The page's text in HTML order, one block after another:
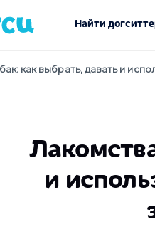
Найти
как выбрать, давать и
и